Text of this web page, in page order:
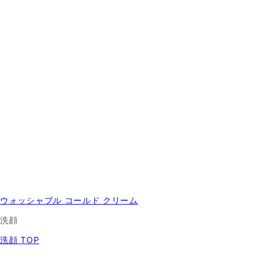
ウォッシャブル コールド クリーム
洗顔
洗顔 TOP